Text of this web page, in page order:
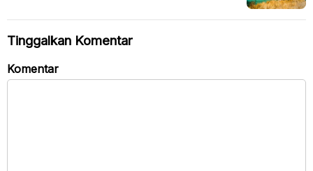
Tinggalkan Komentar
Komentar